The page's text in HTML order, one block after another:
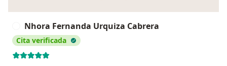
Nhora Fernanda Urquiza Cabrera
Cita verificada